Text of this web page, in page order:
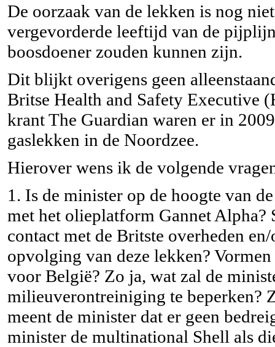
De oorzaak van de lekken is nog
vergevorderde leeftijd van de
boosdoener zouden kunnen zijn.
Dit blijkt overigens geen
Britse Health and Safety Executive
krant The Guardian waren er in
gaslekken in de Noordzee.
Hierover wens ik de volgende
1. Is de minister op de hoogte van
met het olieplatform Gannet Alpha?
contact met de Britste overheden
opvolging van deze lekken?
voor België? Zo ja, wat zal de
milieuverontreiniging te beperken?
meent de minister dat er geen
minister de multinational Shell als